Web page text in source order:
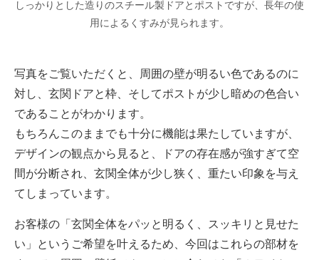
しっかりとした造りのスチール製ドアとポストですが、長年の使
用によるくすみが見られます。
写真をご覧いただくと、周囲の壁が明るい色であるのに
対し、玄関ドアと枠、そしてポストが少し暗めの色合い
であることがわかります。
もちろんこのままでも十分に機能は果たしていますが、
デザインの観点から見ると、ドアの存在感が強すぎて空
間が分断され、玄関全体が少し狭く、重たい印象を与え
てしまっています。
お客様の「玄関全体をパッと明るく、スッキリと見せた
い」というご希望を叶えるため、今回はこれらの部材を